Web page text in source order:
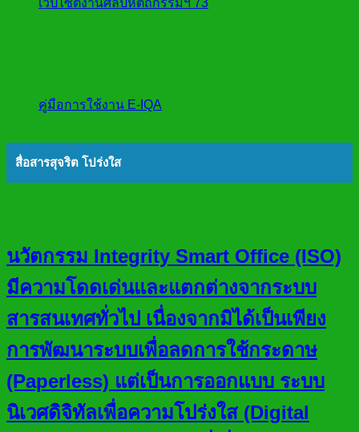
เว็ปไซต์งานศิลปหัตถกรรมฯ 73
คู่มือการใช้งาน E-IQA
สื่อสารสุจริต โปร่งใส
นวัตกรรม Integrity Smart Office (ISO)
มีความโดดเด่นและแตกต่างจากระบบ
สารสนเทศทั่วไป เนื่องจากมิได้เป็นเพียง
การพัฒนาระบบเพื่อลดการใช้กระดาษ
(Paperless) แต่เป็นการออกแบบ ระบบ
นิเวศดิจิทัลเพื่อความโปร่งใส (Digital